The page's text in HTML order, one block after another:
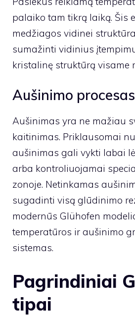
palaiko tam tikrą laiką. Šis
medžiagos vidinei
sumažinti vidinius
kristalinę struktūrą visame
Aušinimo procesas
Aušinimas yra ne mažiau
kaitinimas. Priklausomai
aušinimas gali vykti labai
arba kontroliuojamai
zonoje. Netinkamas
sugadinti visą glūdinimo
modernūs Glühofen
temperatūros ir aušinimo
sistemas.
Pagrindiniai
tipai